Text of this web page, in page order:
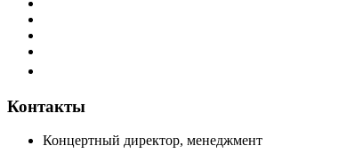
Контакты
Концертный директор, менеджмент